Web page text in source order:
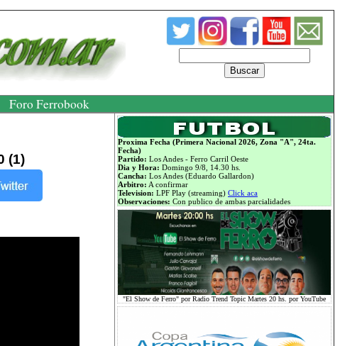
Buscar
Foro Ferrobook
(1)
Proxima Fecha (Primera Nacional 2026, Zona "A", 24ta.
Fecha)
Partido: Los Andes - Ferro Carril Oeste
Dia y Hora: Domingo 9/8, 14.30 hs.
Cancha: Los Andes (Eduardo Gallardon)
Arbitro: A confirmar
Television: LPF Play (streaming) Click aca
Observaciones: Con publico de ambas parcialidades
"El Show de Ferro" por Radio Trend Topic Martes 20 hs. por YouTube